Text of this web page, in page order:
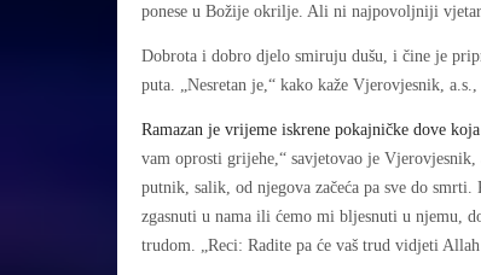
ponese u Božije okrilje. Ali ni najpovoljniji vjetar
Dobrota i dobro djelo smiruju dušu, i čine je
puta. „Nesretan je,“ kako kaže Vjerovjesnik,
Ramazan je vrijeme iskrene pokajničke dove
vam oprosti grijehe,“ savjetovao je
putnik, salik, od njegova začeća pa sve do
zgasnuti u nama ili ćemo mi bljesnuti u njemu,
trudom. „Reci: Radite pa će vaš trud vidjeti